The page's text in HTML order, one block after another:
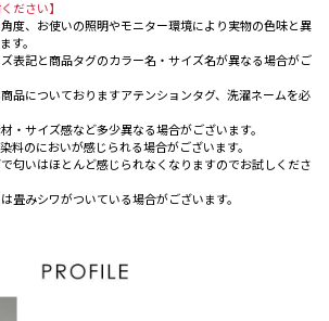
ださい】
度、お使いの照明やモニター環境により実物の色味と異
す。
表記と商品タグのカラー名・サイズ名が異なる場合がご
品についておりますアテンションタグ、洗濯ネームを必
・サイズ感など多少異なる場合がございます。
料のにおいが感じられる場合がございます。
匂いはほとんど感じられなくなりますのでお試しくださ
畳みシワがついている場合がございます。